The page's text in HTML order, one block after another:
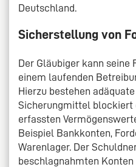
Deutschland.
Sicherstellung von
Der Gläubiger kann seine
einem laufenden
Hierzu bestehen
Sicherungmittel blockiert
erfassten
Beispiel Bankkonten,
Warenlager. Der
beschlagnahmten Konten